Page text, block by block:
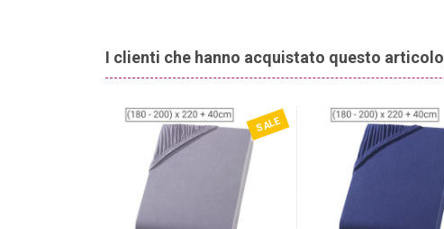
I clienti che hanno acquistato questo
SALE